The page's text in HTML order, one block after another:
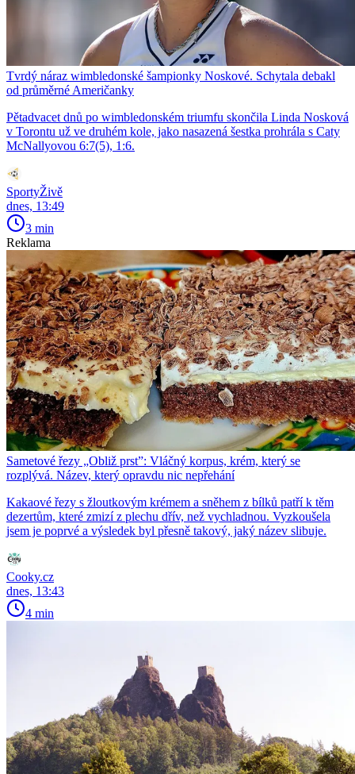
Tvrdý náraz wimbledonské šampionky Noskové. Schytala debakl
od průměrné Američanky
Pětadvacet dnů po wimbledonském triumfu skončila Linda Nosková
v Torontu už ve druhém kole, jako nasazená šestka prohrála s Caty
McNallyovou 6:7(5), 1:6.
SportyŽivě
dnes, 13:49
3 min
Reklama
Sametové řezy „Obliž prst”: Vláčný korpus, krém, který se
rozplývá. Název, který opravdu nic nepřehání
Kakaové řezy s žloutkovým krémem a sněhem z bílků patří k těm
dezertům, které zmizí z plechu dřív, než vychladnou. Vyzkoušela
jsem je poprvé a výsledek byl přesně takový, jaký název slibuje.
Cooky.cz
dnes, 13:43
4 min